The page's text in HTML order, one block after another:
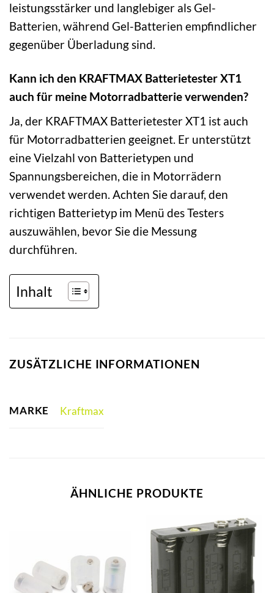
leistungsstärker und langlebiger als Gel-
Batterien, während Gel-Batterien empfindlicher
gegenüber Überladung sind.
Kann ich den KRAFTMAX Batterietester XT1
auch für meine Motorradbatterie verwenden?
Ja, der KRAFTMAX Batterietester XT1 ist auch
für Motorradbatterien geeignet. Er unterstützt
eine Vielzahl von Batterietypen und
Spannungsbereichen, die in Motorrädern
verwendet werden. Achten Sie darauf, den
richtigen Batterietyp im Menü des Testers
auszuwählen, bevor Sie die Messung
durchführen.
Inhalt
ZUSÄTZLICHE INFORMATIONEN
MARKE Kraftmax
ÄHNLICHE PRODUKTE